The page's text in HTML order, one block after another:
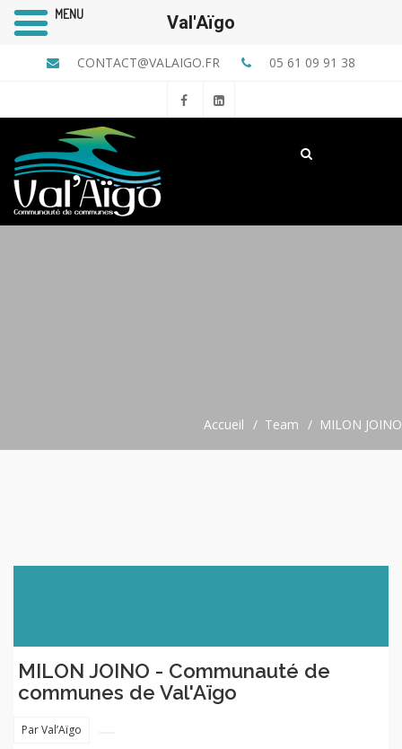
CONTACT@VALAIGO.FR 05 61 09 91 38
Accueil Team MILON JOINO
MILON JOINO - Communauté de
communes de Val'Aïgo
Par Val’Aïgo
MENU Val'Aïgo